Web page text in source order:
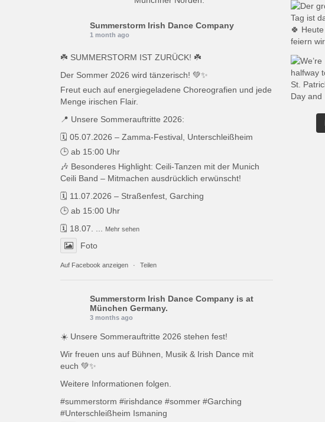
Summerstorm Irish Dance Company
1 month ago
☘️ SUMMERSTORM IST ZURÜCK! ☘️
Der Sommer 2026 wird tänzerisch! 💚✨
Freut euch auf energiegeladene Choreografien und jede
Menge irischen Flair.
📍 Unsere Sommerauftritte 2026:
🗓️ 05.07.2026 – Zamma-Festival, Unterschleißheim
🕒 ab 15:00 Uhr
🎶 Besonderes Highlight: Ceili-Tanzen mit der Munich
Ceili Band – Mitmachen ausdrücklich erwünscht!
🗓️ 11.07.2026 – Straßenfest, Garching
🕒 ab 15:00 Uhr
🗓️ 18.07.
Mehr sehen
Foto
Auf Facebook anzeigen · Teilen
Summerstorm Irish Dance Company is at
München Germany.
3 months ago
☀️ Unsere Sommerauftritte 2026 stehen fest!
Wir freuen uns auf Bühnen, Musik & Irish Dance mit
euch 💚✨
Weitere Informationen folgen.
#summerstorm #irishdance #sommer #Garching
#Unterschleißheim Ismaning